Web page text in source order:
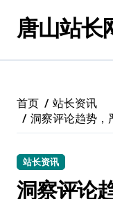
唐山站长
首页
站长资讯
洞察评论趋势，
站长资讯
洞察评论